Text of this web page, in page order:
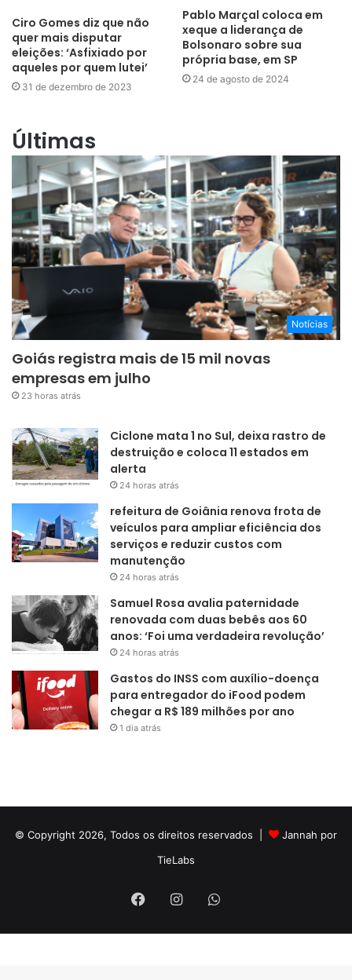
Ciro Gomes diz que não
quer mais disputar
eleições: ‘Asfixiado por
aqueles por quem lutei’
31 de dezembro de 2023
Pablo Marçal coloca em
xeque a liderança de
Bolsonaro sobre sua
própria base, em SP
24 de agosto de 2024
Últimas
Notícias
Goiás registra mais de 15 mil novas
empresas em julho
23 horas atrás
Ciclone mata 1 no Sul, deixa rastro de
destruição e coloca 11 estados em
alerta
24 horas atrás
refeitura de Goiânia renova frota de
veículos para ampliar eficiência dos
serviços e reduzir custos com
manutenção
24 horas atrás
Samuel Rosa avalia paternidade
renovada com duas bebês aos 60
anos: ‘Foi uma verdadeira revolução’
24 horas atrás
Gastos do INSS com auxílio-doença
para entregador do iFood podem
chegar a R$ 189 milhões por ano
1 dia atrás
© Copyright 2026, Todos os direitos reservados |
Jannah por
TieLabs
FacebookInstagramWhatsApp